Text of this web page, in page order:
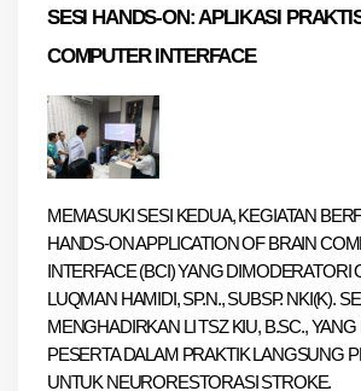
SESI HANDS-ON: APLIKASI
COMPUTER INTERFACE
HANDS-ON APPLICATION OF BRAIN
INTERFACE (BCI) YANG DIMODERATORI
LUQMAN HAMIDI, SP.N., SUBSP. NKI(K).
MENGHADIRKAN LI TSZ KIU, B.SC.,
PESERTA DALAM PRAKTIK LANGSUNG
UNTUK NEURORESTORASI STROKE.